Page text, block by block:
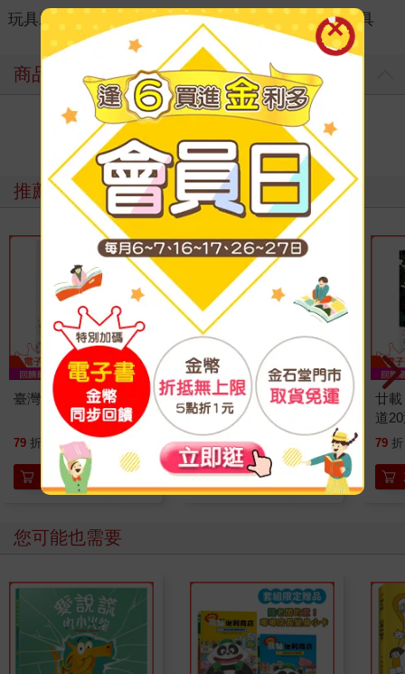
玩具親子 玩具世界 ＞ DIY玩具 其他DIY玩具
商品評價
寫評價
推薦必看
臺灣漫遊錄
79 折 特價 300
加入購物車
請解開故事謎底 04
79 折 特價
加入購物車
廿
道
79 折
您可能也需要